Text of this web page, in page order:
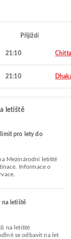
Přijíždí
21:10
21:10
letiště
limit pro lety do
Informace o
na letiště
se odbavit na let